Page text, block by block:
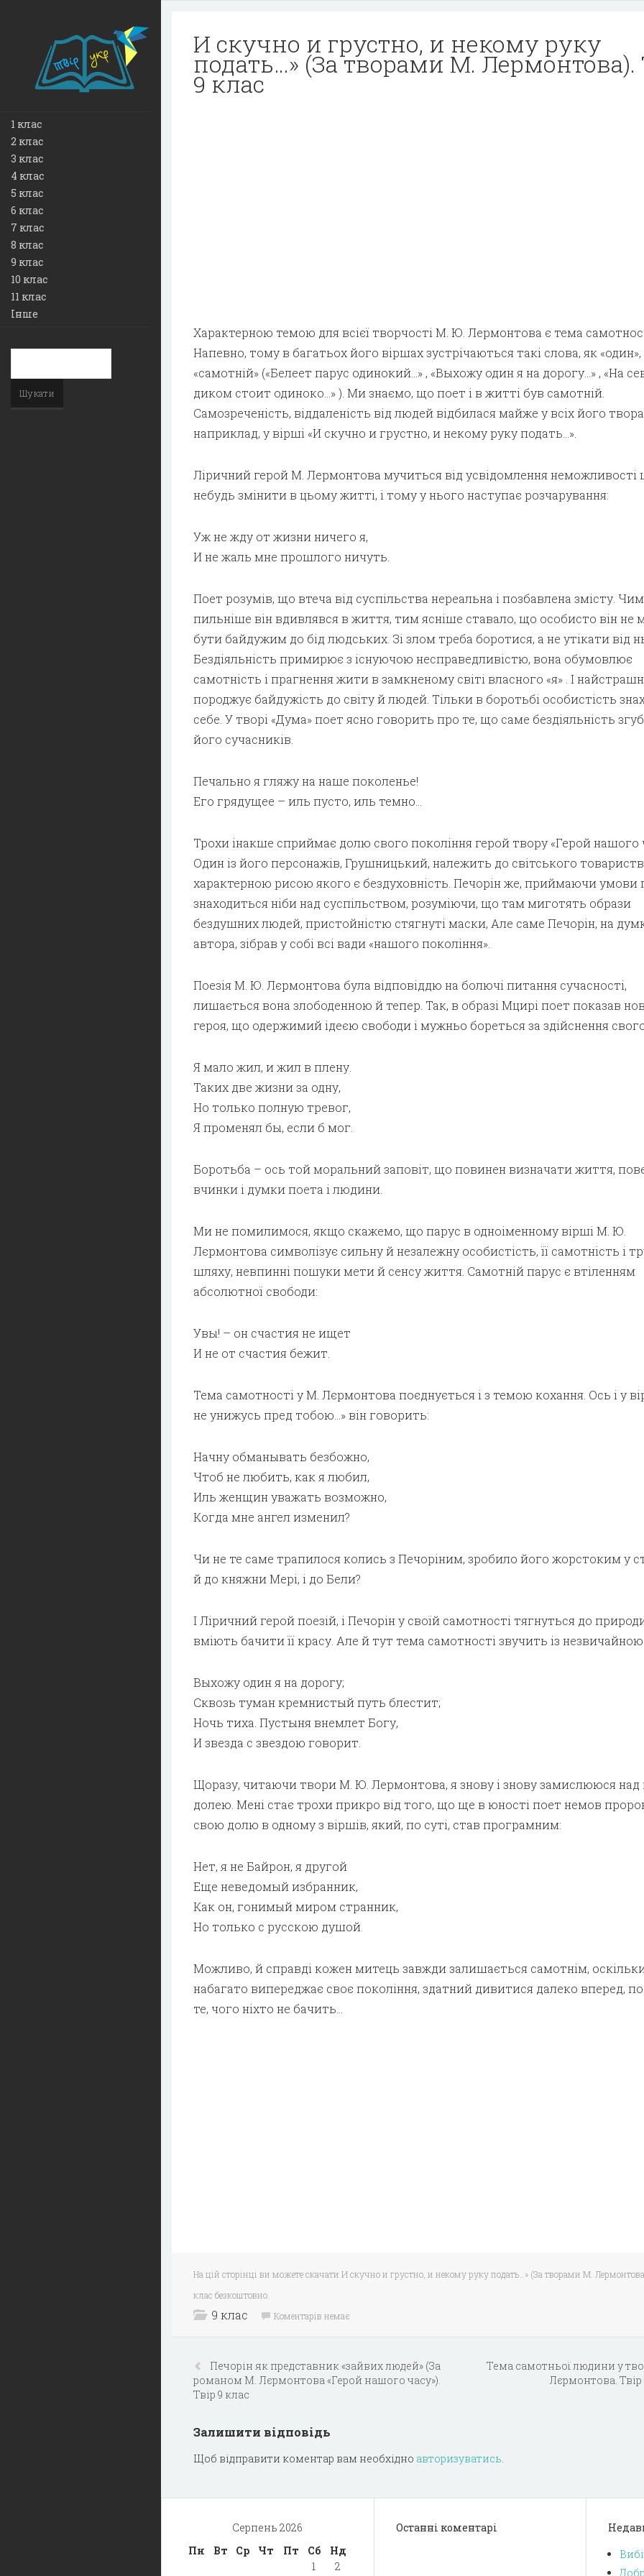
1 клас
2 клас
3 клас
4 клас
5 клас
6 клас
7 клас
8 клас
9 клас
10 клас
11 клас
Інше
И скучно и грустно, и некому руку
подать…» (За творами М. Лермонтова).
9 клас
Характерною темою для всієї творчості М. Ю. Лермонтова є тема
Напевно, тому в багатьох його віршах зустрічаються такі слова, як «один»,
«самотній» («Белеет парус одинокий…» , «Выхожу один я на дорогу…» , «На
диком стоит одиноко…» ). Ми знаємо, що поет і в житті був самотній.
Самозреченість, віддаленість від людей відбилася майже у всіх його
наприклад, у вірші «И скучно и грустно, и некому руку подать…».
Ліричний герой М. Лермонтова мучиться від усвідомлення неможливості
небудь змінити в цьому житті, і тому у нього наступає розчарування:
Уж не жду от жизни ничего я,
И не жаль мне прошлого ничуть.
Поет розумів, що втеча від суспільства нереальна і позбавлена змісту. Чим
пильніше він вдивлявся в життя, тим ясніше ставало, що особисто він не
бути байдужим до бід людських. Зі злом треба боротися, а не утікати від
Бездіяльність примирює з існуючою несправедливістю, вона обумовлює
самотність і прагнення жити в замкненому світі власного «я» . І
породжує байдужість до світу й людей. Тільки в боротьбі особистість
себе. У творі «Дума» поет ясно говорить про те, що саме бездіяльність
його сучасників.
Печально я гляжу на наше поколенье!
Его грядущее – иль пусто, иль темно…
Трохи інакше сприймає долю свого покоління герой твору «Герой нашого
Один із його персонажів, Грушницький, належить до світського
характерною рисою якого є бездуховність. Печорін же, приймаючи умови
знаходиться ніби над суспільством, розуміючи, що там миготять образи
бездушних людей, пристойністю стягнуті маски, Але саме Печорін, на
автора, зібрав у собі всі вади «нашого покоління».
Поезія М. Ю. Лєрмонтова була відповіддю на болючі питання сучасності,
лишається вона злободенною й тепер. Так, в образі Мцирі поет показав
героя, що одержимий ідеєю свободи і мужньо бореться за здійснення свого
Я мало жил, и жил в плену.
Таких две жизни за одну,
Но только полную тревог,
Я променял бы, если б мог.
Боротьба – ось той моральний заповіт, що повинен визначати життя,
вчинки і думки поета і людини.
Ми не помилимося, якщо скажемо, що парус в одноіменному вірші М. Ю.
Лєрмонтова символізує сильну й незалежну особистість, її самотність і
шляху, невпинні пошуки мети й сенсу життя. Самотній парус є втіленням
абсолютної свободи:
Увы! – он счастия не ищет
И не от счастия бежит.
Тема самотності у М. Лєрмонтова поєднується і з темою кохання. Ось і у
не унижусь пред тобою…» він говорить:
Начну обманывать безбожно,
Чтоб не любить, как я любил,
Иль женщин уважать возможно,
Когда мне ангел изменил?
Чи не те саме трапилося колись з Печоріним, зробило його жорстоким у
й до княжни Мері, і до Бели?
І Ліричний герой поезій, і Печорін у своїй самотності тягнуться до
вміють бачити її красу. Але й тут тема самотності звучить із
Выхожу один я на дорогу;
Сквозь туман кремнистый путь блестит;
Ночь тиха. Пустыня внемлет Богу,
И звезда с звездою говорит.
Щоразу, читаючи твори М. Ю. Лермонтова, я знову і знову замислююся над
долею. Мені стає трохи прикро від того, що ще в юності поет немов
свою долю в одному з віршів, який, по суті, став програмним:
Нет, я не Байрон, я другой
Еще неведомый избранник,
Как он, гонимый миром странник,
Но только с русскою душой.
Можливо, й справді кожен митець завжди залишається самотнім,
набагато випереджає своє покоління, здатний дивитися далеко вперед,
те, чого ніхто не бачить…
На цій сторінці ви можете скачати И скучно и грустно, и некому руку подать…» (За творами М.
клас безкоштовно.
9 клас Коментарів немає
Печорін як представник «зайвих людей» (За
романом М. Лєрмонтова «Герой нашого часу»).
Твір 9 клас
Тема самотньої людини у
Лєрмонтова. Твір
Залишити відповідь
Щоб відправити коментар вам необхідно авторизуватись.
Серпень 2026
Пн
Вт Ср Чт Пт Сб
Нд
1
2
Останні коментарі